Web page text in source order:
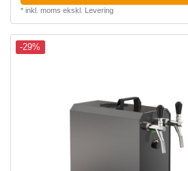
* inkl. moms ekskl. Levering
-29%